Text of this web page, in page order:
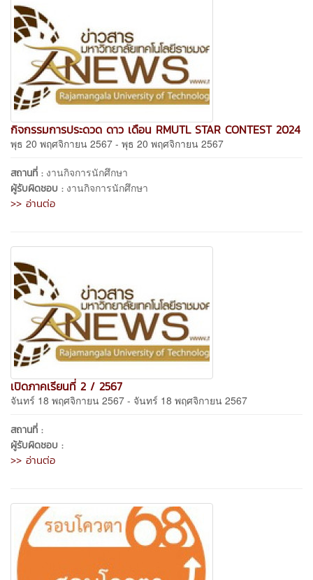
กิจกรรมการประดวด ดาว เดือน RMUTL STAR CONTEST 2024
พุธ 20 พฤศจิกายน 2567 - พุธ 20 พฤศจิกายน 2567
สถานที่ : งานกิจการนักศึกษา
ผู้รับผิดชอบ : งานกิจการนักศึกษา
>> อ่านต่อ
เปิดภาคเรียนที่ 2 / 2567
จันทร์ 18 พฤศจิกายน 2567 - จันทร์ 18 พฤศจิกายน 2567
สถานที่ :
ผู้รับผิดชอบ :
>> อ่านต่อ